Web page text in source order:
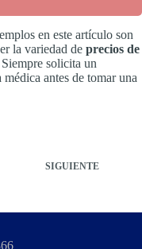
en este artículo son
la variedad de precios de
Siempre solicita un
antes de tomar una
SIGUIENTE